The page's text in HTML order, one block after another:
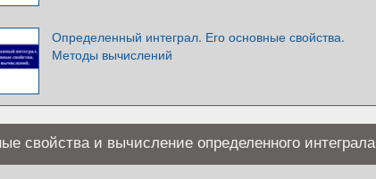
Определенный интеграл. Его основные свойства.
Методы вычислений
свойства и вычисление определенного интеграла